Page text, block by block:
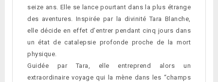
seize ans. Elle se lance pourtant dans la plus étrange
des aventures. Inspirée par la divinité Tara Blanche,
elle décide en effet d’entrer pendant cinq jours dans
un état de catalepsie profonde proche de la mort
physique.
Guidée par Tara, elle entreprend alors un
extraordinaire voyage qui la mène dans les “champs